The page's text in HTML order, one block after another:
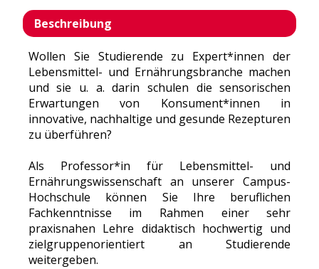
Beschreibung
Wollen Sie Studierende zu Expert*innen der
Lebensmittel- und Ernährungsbranche machen
und sie u. a. darin schulen die sensorischen
Erwartungen von Konsument*innen in
innovative, nachhaltige und gesunde Rezepturen
zu überführen?
Als Professor*in für Lebensmittel- und
Ernährungswissenschaft an unserer Campus-
Hochschule können Sie Ihre beruflichen
Fachkenntnisse im Rahmen einer sehr
praxisnahen Lehre didaktisch hochwertig und
zielgruppenorientiert an Studierende
weitergeben.